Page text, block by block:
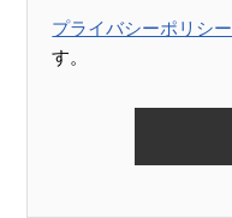
プライバシーポリシー
す。